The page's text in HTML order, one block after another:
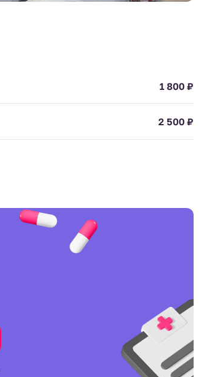
1 800 ₽
2 500 ₽